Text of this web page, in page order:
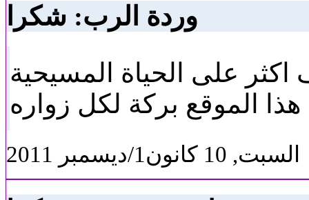
وردة الرب: شكرا
اكثر على الحياة المسيحية
الموقع بركة لكل زواره
السبت, 10 كانون1/ديسمبر 2011